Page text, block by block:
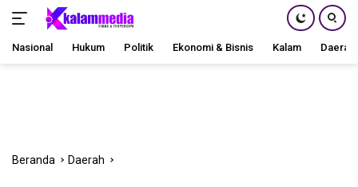
Nasional Hukum Politik Ekonomi & Bisnis Kalam Daerah
Beranda Daerah